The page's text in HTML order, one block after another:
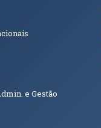
e Gestão